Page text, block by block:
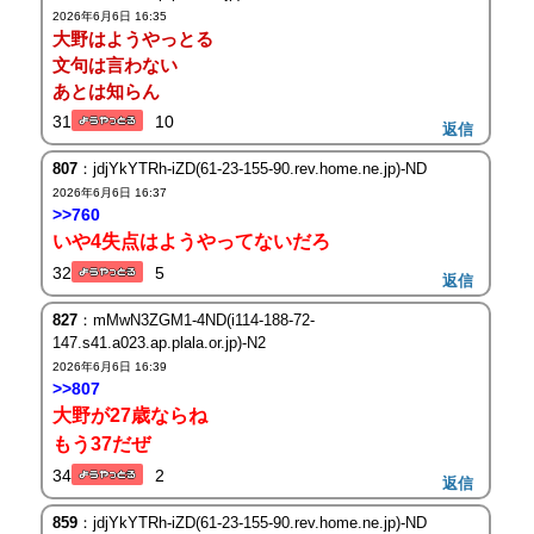
2026年6月6日 16:35
大野はようやっとる
文句は言わない
あとは知らん
31 10 返信
807：jdjYkYTRh-iZD(61-23-155-90.rev.home.ne.jp)-ND
2026年6月6日 16:37
>>760
いや4失点はようやってないだろ
32 5 返信
827：mMwN3ZGM1-4ND(i114-188-72-
147.s41.a023.ap.plala.or.jp)-N2
2026年6月6日 16:39
>>807
大野が27歳ならね
もう37だぜ
34 2 返信
859：jdjYkYTRh-iZD(61-23-155-90.rev.home.ne.jp)-ND